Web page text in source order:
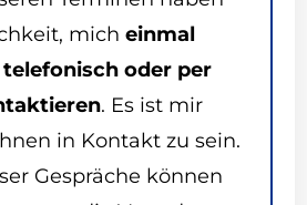
micheinmal
oder per
. Es ist mir
in Kontakt zu sein.
Gespräche können